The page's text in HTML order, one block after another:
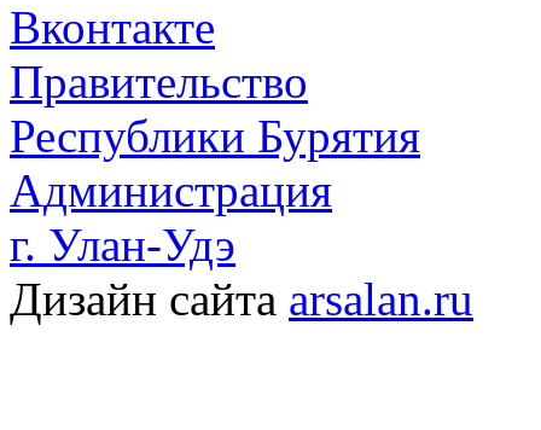
Вконтакте
Правительство
Республики Бурятия
Администрация
г. Улан-Удэ
Дизайн сайта arsalan.ru